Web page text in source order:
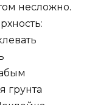
несложно.
грунта